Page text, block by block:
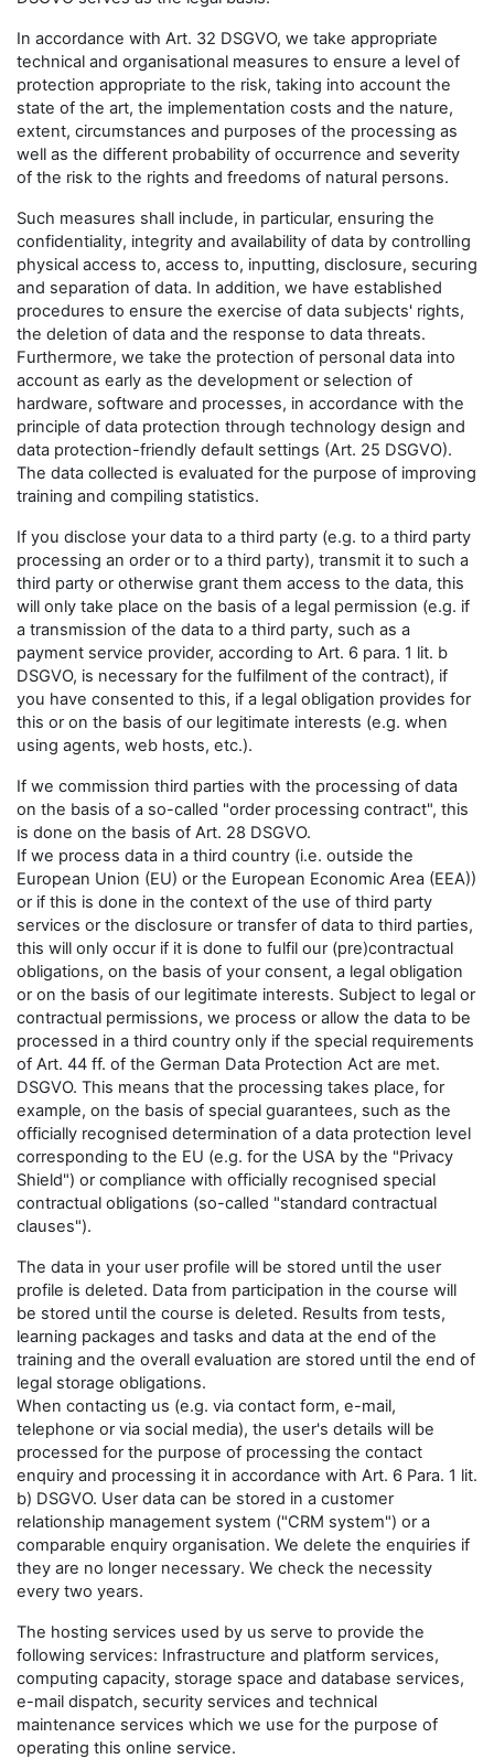
In accordance with Art. 32 DSGVO, we take appropriate
technical and organisational measures to ensure a level of
protection appropriate to the risk, taking into account the
state of the art, the implementation costs and the nature,
extent, circumstances and purposes of the processing as
well as the different probability of occurrence and severity
of the risk to the rights and freedoms of natural persons.
Such measures shall include, in particular, ensuring the
confidentiality, integrity and availability of data by controlling
physical access to, access to, inputting, disclosure, securing
and separation of data. In addition, we have established
procedures to ensure the exercise of data subjects' rights,
the deletion of data and the response to data threats.
Furthermore, we take the protection of personal data into
account as early as the development or selection of
hardware, software and processes, in accordance with the
principle of data protection through technology design and
data protection-friendly default settings (Art. 25 DSGVO).
The data collected is evaluated for the purpose of improving
training and compiling statistics.
If you disclose your data to a third party (e.g. to a third party
processing an order or to a third party), transmit it to such a
third party or otherwise grant them access to the data, this
will only take place on the basis of a legal permission (e.g. if
a transmission of the data to a third party, such as a
payment service provider, according to Art. 6 para. 1 lit. b
DSGVO, is necessary for the fulfilment of the contract), if
you have consented to this, if a legal obligation provides for
this or on the basis of our legitimate interests (e.g. when
using agents, web hosts, etc.).
If we commission third parties with the processing of data
on the basis of a so-called "order processing contract", this
is done on the basis of Art. 28 DSGVO.
If we process data in a third country (i.e. outside the
European Union (EU) or the European Economic Area (EEA))
or if this is done in the context of the use of third party
services or the disclosure or transfer of data to third parties,
this will only occur if it is done to fulfil our (pre)contractual
obligations, on the basis of your consent, a legal obligation
or on the basis of our legitimate interests. Subject to legal or
contractual permissions, we process or allow the data to be
processed in a third country only if the special requirements
of Art. 44 ff. of the German Data Protection Act are met.
DSGVO. This means that the processing takes place, for
example, on the basis of special guarantees, such as the
officially recognised determination of a data protection level
corresponding to the EU (e.g. for the USA by the "Privacy
Shield") or compliance with officially recognised special
contractual obligations (so-called "standard contractual
clauses").
The data in your user profile will be stored until the user
profile is deleted. Data from participation in the course will
be stored until the course is deleted. Results from tests,
learning packages and tasks and data at the end of the
training and the overall evaluation are stored until the end of
legal storage obligations.
When contacting us (e.g. via contact form, e-mail,
telephone or via social media), the user's details will be
processed for the purpose of processing the contact
enquiry and processing it in accordance with Art. 6 Para. 1 lit.
b) DSGVO. User data can be stored in a customer
relationship management system ("CRM system") or a
comparable enquiry organisation. We delete the enquiries if
they are no longer necessary. We check the necessity
every two years.
The hosting services used by us serve to provide the
following services: Infrastructure and platform services,
computing capacity, storage space and database services,
e-mail dispatch, security services and technical
maintenance services which we use for the purpose of
operating this online service.